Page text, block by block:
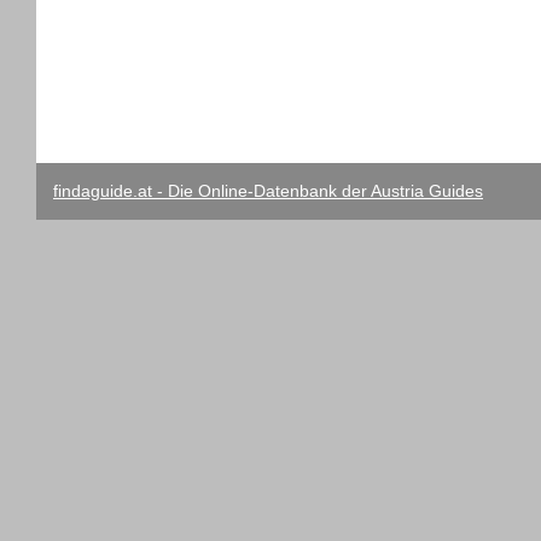
findaguide.at - Die Online-Datenbank der Austria Guides